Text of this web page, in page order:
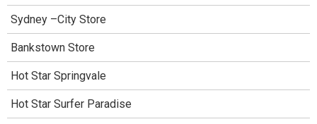
Sydney –City Store
Bankstown Store
Hot Star Springvale
Hot Star Surfer Paradise